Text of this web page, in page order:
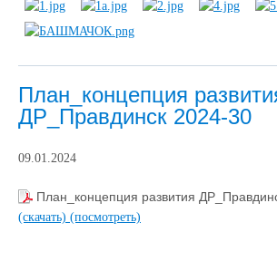
План_концепция
ДР_Правдинск 2024-30
09.01.2024
План_концепция развития
(скачать) (посмотреть)